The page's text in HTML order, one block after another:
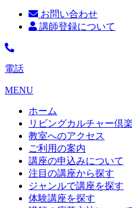
お問い合わせ
講師登録について
電話
MENU
ホーム
リビングカルチャー倶
教室へのアクセス
ご利用の案内
講座の申込みについて
注目の講座から探す
ジャンルで講座を探す
体験講座を探す